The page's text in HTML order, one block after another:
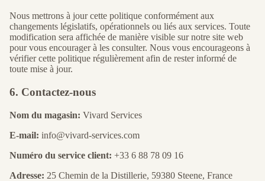
Nous mettrons à jour cette politique conformément aux
changements législatifs, opérationnels ou liés aux services. Toute
modification sera affichée de manière visible sur notre site web
pour vous encourager à les consulter. Nous vous encourageons à
vérifier cette politique régulièrement afin de rester informé de
toute mise à jour.
6. Contactez-nous
Nom du magasin: Vivard Services
E-mail: info@vivard-services.com
Numéro du service client: +33 6 88 78 09 16
Adresse: 25 Chemin de la Distillerie, 59380 Steene, France